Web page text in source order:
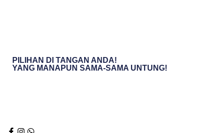
PILIHAN DI TANGAN ANDA!
YANG MANAPUN SAMA-SAMA UNTUNG!